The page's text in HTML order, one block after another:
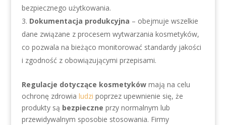
bezpiecznego użytkowania.
Dokumentacja produkcyjna – obejmuje wszelkie
dane związane z procesem wytwarzania kosmetyków,
co pozwala na bieżąco monitorować standardy jakości
i zgodność z obowiązującymi przepisami.
Regulacje dotyczące kosmetykówmają na celu
ochronę zdrowia ludzi poprzez upewnienie się, że
produkty są bezpieczne przy normalnym lub
przewidywalnym sposobie stosowania. Firmy